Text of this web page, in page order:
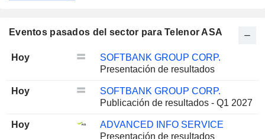
Eventos pasados del sector para Telenor ASA
Hoy
SOFTBANK GROUP CORP.
Presentación de resultados
Hoy
SOFTBANK GROUP CORP.
Publicación de resultados - Q1 2027
Hoy
ADVANCED INFO SERVICE
Presentación de resultados